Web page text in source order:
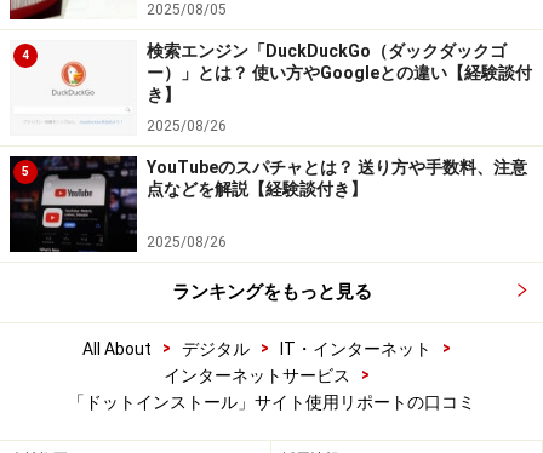
2025/08/05
4
検索エンジン「DuckDuckGo（ダックダックゴ
ー）」とは？ 使い方やGoogleとの違い【経験談付
き】
2025/08/26
5
YouTubeのスパチャとは？ 送り方や手数料、注意
点などを解説【経験談付き】
2025/08/26
ランキングをもっと見る
All About > デジタル > IT・インターネット
>
インターネットサービス
>
「ドットインストール」サイト使用リポートの口コミ